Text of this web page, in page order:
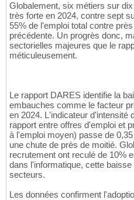
Globalement, six métiers sur
très forte en 2024, contre sept
55% de l'emploi total contre
précédente. Un progrès donc,
sectorielles majeures que le
méticuleusement.
Le rapport DARES identifie la
embauches comme le facteur
en 2024. L'indicateur d'intensité
rapport entre offres d'emploi et
à l'emploi moyen) passe de
une chute de près de moitié.
recrutement ont reculé de 10%
dans l'informatique, cette
secteurs.
Les données confirment